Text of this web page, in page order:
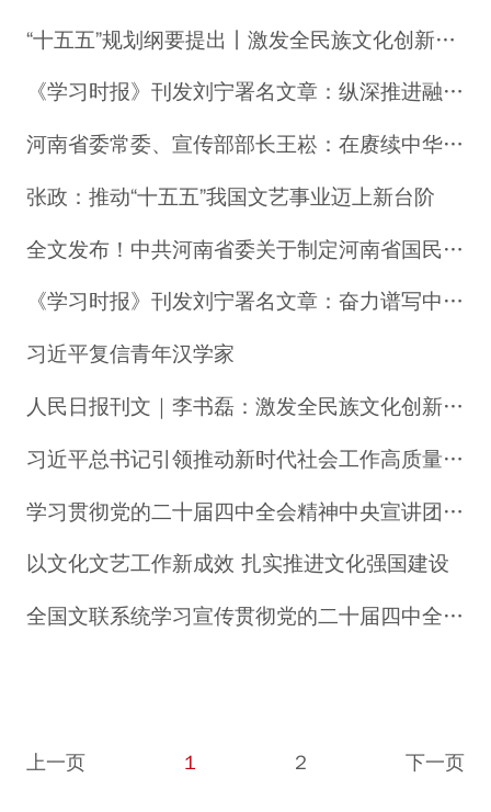
“十五五”规划纲要提出丨激发全民族文化创新创造活力 繁荣发展社会主义文化
《学习时报》刊发刘宁署名文章：纵深推进融入服务全国统一大市场
河南省委常委、宣传部部长王崧：在赓续中华文脉中推动文化繁荣兴盛
张政：推动“十五五”我国文艺事业迈上新台阶
全文发布！中共河南省委关于制定河南省国民经济和社会发展第十五个五年规划的建议
《学习时报》刊发刘宁署名文章：奋力谱写中原大地推进中国式现代化新篇章
习近平复信青年汉学家
人民日报刊文｜李书磊：激发全民族文化创新创造活力
习近平总书记引领推动新时代社会工作高质量发展
学习贯彻党的二十届四中全会精神中央宣讲团在中宣部宣讲学习贯彻党的二十届四中全会精神中央宣讲团在中宣部宣讲
以文化文艺工作新成效 扎实推进文化强国建设
全国文联系统学习宣传贯彻党的二十届四中全会精神—— 讴歌人民的伟大创造，展现人民的精神风貌
上一页 1 2 下一页